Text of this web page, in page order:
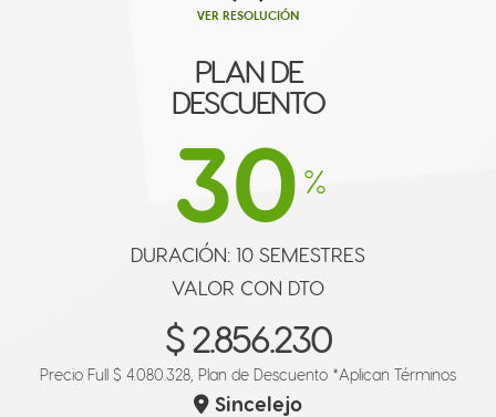
VER RESOLUCIÓN
PLAN DE
DESCUENTO
30 %
DURACIÓN: 10 SEMESTRES
VALOR CON DTO
$ 2.856.230
Precio Full $ 4.080.328, Plan de Descuento *Aplican Términos
Sincelejo